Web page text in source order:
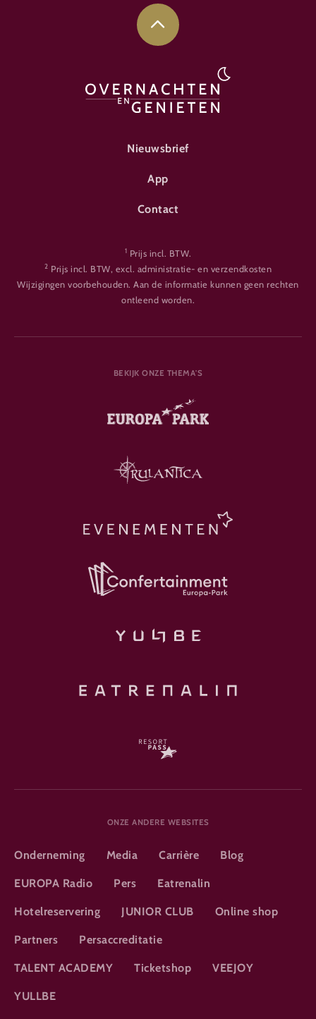
FOOTER-ÜBERNACHTEN
Nieuwsbrief
App
Contact
1 Prijs incl. BTW.
2 Prijs incl. BTW, excl. administratie- en verzendkosten
Wijzigingen voorbehouden. Aan de informatie kunnen geen rechten
ontleend worden.
BEKIJK ONZE THEMA'S
ONZE ANDERE WEBSITES
Onderneming Media Carrière Blog
EUROPA Radio Pers Eatrenalin
Hotelreservering JUNIOR CLUB Online shop
Partners Persaccreditatie
TALENT ACADEMY Ticketshop VEEJOY
YULLBE